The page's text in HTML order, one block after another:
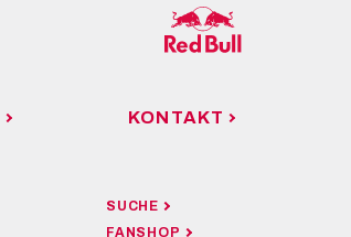
KONTAKT
SUCHE
FANSHOP